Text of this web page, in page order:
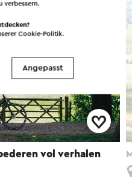
vol verhalen
verbessern.
Cookie-Politik.
Angepasst